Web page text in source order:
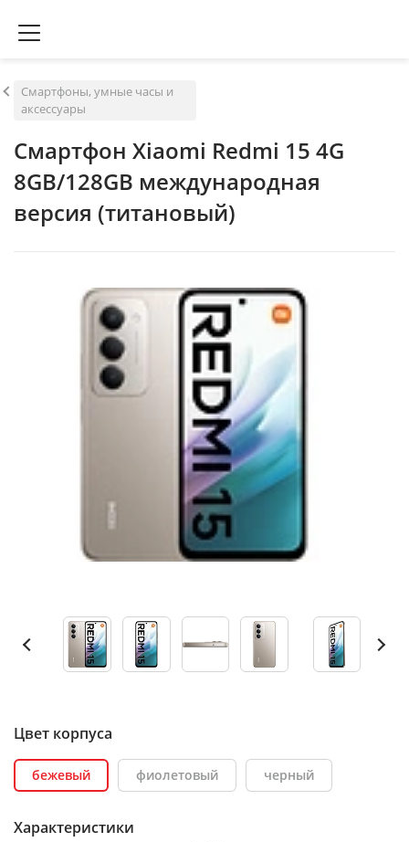
Смартфоны, умные часы и
аксессуары
Смартфон Xiaomi Redmi 15 4G
8GB/128GB международная
версия (титановый)
Цвет корпуса
бежевый фиолетовый черный
Характеристики